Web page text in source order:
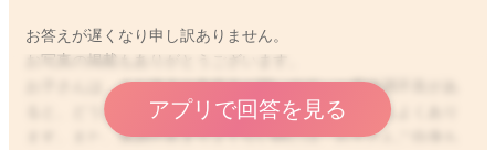
お答えが遅くなり申し訳ありません。
お写真の掲載もありがとうございます。
お子さんは、まだ体力や免疫力が弱いので、一度体調不良があ
ると、どうしても治るのに時間を要してしまうこともよくあり
ます。また、体調があまりよくない時には、お子さんご自身も
アプリで回答を見る